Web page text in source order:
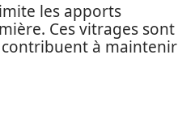
les apports
Ces vitrages sont
à maintenir